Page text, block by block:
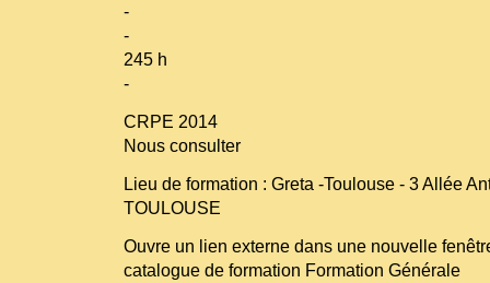
-
-
245 h
-
CRPE 2014
Nous consulter
Lieu de formation : Greta -Toulouse - 3 Allée
TOULOUSE
Ouvre un lien externe dans une nouvelle
catalogue de formation Formation Générale